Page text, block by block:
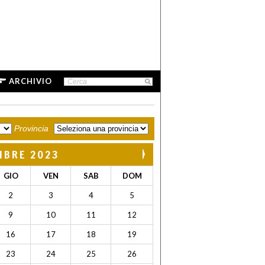
ARCHIVIO
Provincia
2023
GIO VEN SAB DOM
2 3 4 5
9 10 11 12
16 17 18 19
23 24 25 26